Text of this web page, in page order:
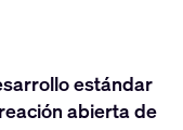
estándar
abierta de